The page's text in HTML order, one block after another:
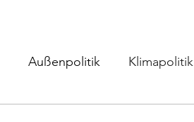
Außenpolitik Klimapolitik